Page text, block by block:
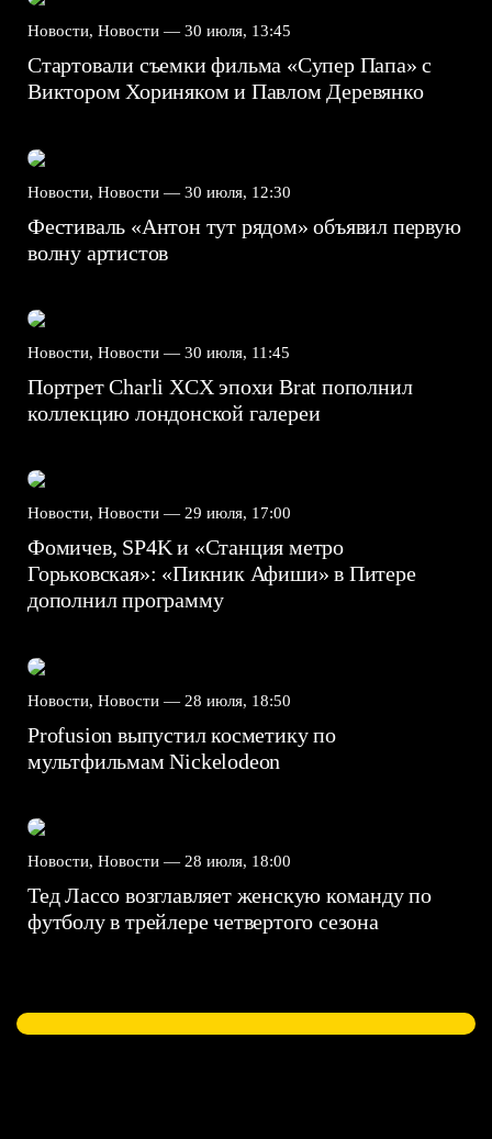
Новости, Новости — 30 июля, 13:45
Стартовали съемки фильма «Супер Папа» с
Виктором Хориняком и Павлом Деревянко
Новости, Новости — 30 июля, 12:30
Фестиваль «Антон тут рядом» объявил первую
волну артистов
Новости, Новости — 30 июля, 11:45
Портрет Charli XCX эпохи Brat пополнил
коллекцию лондонской галереи
Новости, Новости — 29 июля, 17:00
Фомичев, SP4K и «Станция метро
Горьковская»: «Пикник Афиши» в Питере
дополнил программу
Новости, Новости — 28 июля, 18:50
Profusion выпустил косметику по
мультфильмам Nickelodeon
Новости, Новости — 28 июля, 18:00
Тед Лассо возглавляет женскую команду по
футболу в трейлере четвертого сезона